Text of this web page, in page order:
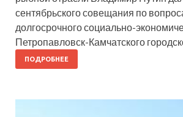
сентябрьского совещания по
долгосрочного социально-
Петропавловск-Камчатского
ПОДРОБНЕЕ